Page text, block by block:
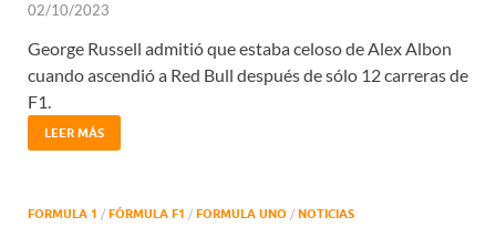
02/10/2023
George Russell admitió que estaba celoso de Alex Albon
cuando ascendió a Red Bull después de sólo 12 carreras de
F1.
LEER MÁS
FORMULA 1 / FÓRMULA F1 / FORMULA UNO / NOTICIAS